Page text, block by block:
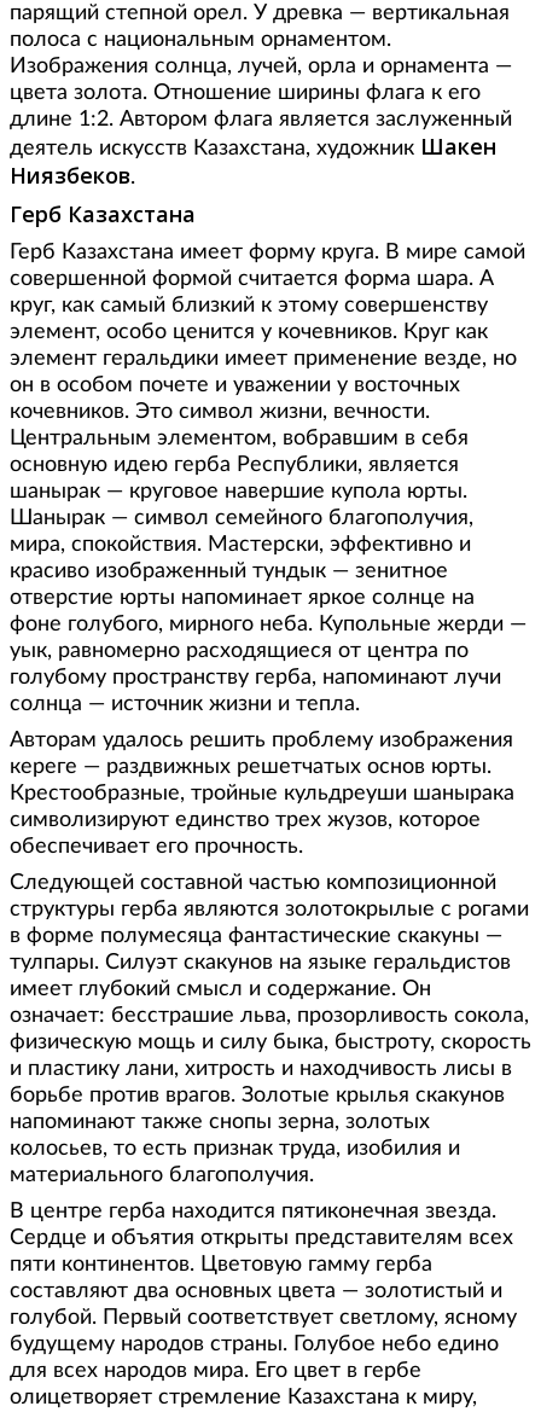
парящий степной орел. У древка — вертикальная
полоса с национальным орнаментом.
Изображения солнца, лучей, орла и орнамента —
цвета золота. Отношение ширины флага к его
длине 1:2. Автором флага является заслуженный
деятель искусств Казахстана, художник Шакен
Ниязбеков.
Герб Казахстана
Герб Казахстана имеет форму круга. В мире самой
совершенной формой считается форма шара. А
круг, как самый близкий к этому совершенству
элемент, особо ценится у кочевников. Круг как
элемент геральдики имеет применение везде, но
он в особом почете и уважении у восточных
кочевников. Это символ жизни, вечности.
Центральным элементом, вобравшим в себя
основную идею герба Республики, является
шанырак — круговое навершие купола юрты.
Шанырак — символ семейного благополучия,
мира, спокойствия. Мастерски, эффективно и
красиво изображенный тундык — зенитное
отверстие юрты напоминает яркое солнце на
фоне голубого, мирного неба. Купольные жерди —
уык, равномерно расходящиеся от центра по
голубому пространству герба, напоминают лучи
солнца — источник жизни и тепла.
Авторам удалось решить проблему изображения
кереге — раздвижных решетчатых основ юрты.
Крестообразные, тройные кульдреуши шанырака
символизируют единство трех жузов, которое
обеспечивает его прочность.
Следующей составной частью композиционной
структуры герба являются золотокрылые с рогами
в форме полумесяца фантастические скакуны —
тулпары. Силуэт скакунов на языке геральдистов
имеет глубокий смысл и содержание. Он
означает: бесстрашие льва, прозорливость сокола,
физическую мощь и силу быка, быстроту, скорость
и пластику лани, хитрость и находчивость лисы в
борьбе против врагов. Золотые крылья скакунов
напоминают также снопы зерна, золотых
колосьев, то есть признак труда, изобилия и
материального благополучия.
В центре герба находится пятиконечная звезда.
Сердце и объятия открыты представителям всех
пяти континентов. Цветовую гамму герба
составляют два основных цвета — золотистый и
голубой. Первый соответствует светлому, ясному
будущему народов страны. Голубое небо едино
для всех народов мира. Его цвет в гербе
олицетворяет стремление Казахстана к миру,